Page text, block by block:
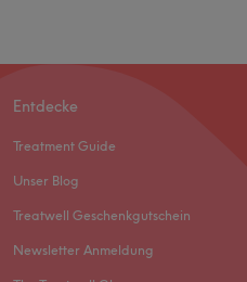
Entdecke
Treatment Guide
Unser Blog
Treatwell Geschenkgutschein
Newsletter Anmeldung